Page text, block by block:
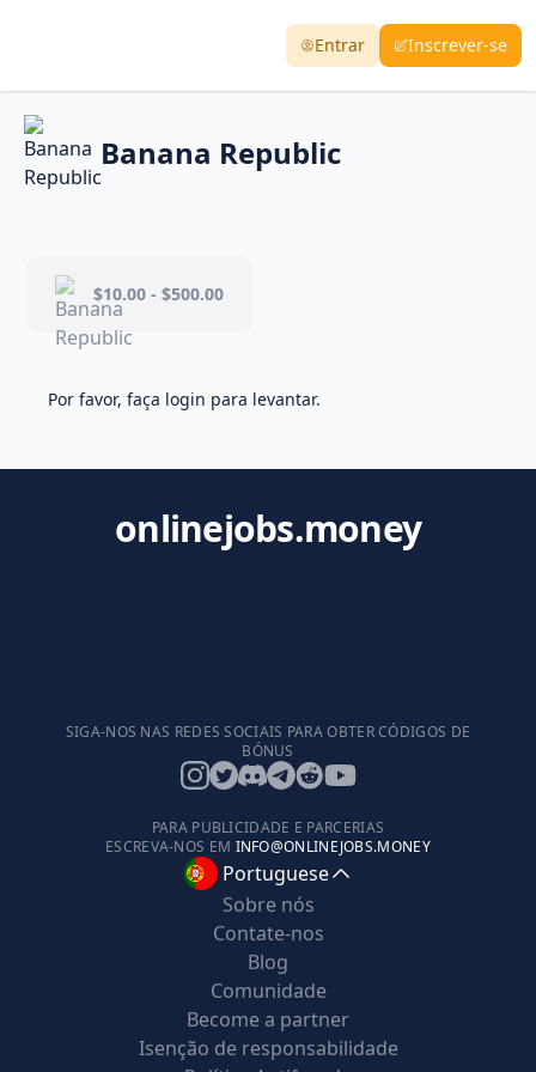
Entrar Inscrever-se
Banana Republic
$10.00 - $500.00
Por favor, faça login para levantar.
onlinejobs.money
SIGA-NOS NAS REDES SOCIAIS PARA OBTER CÓDIGOS DE
BÓNUS
PARA PUBLICIDADE E PARCERIAS
ESCREVA-NOS EM INFO@ONLINEJOBS.MONEY
Portuguese
Sobre nós
Contate-nos
Blog
Comunidade
Become a partner
Isenção de responsabilidade